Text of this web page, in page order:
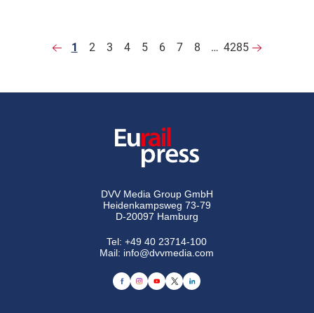
1 2 3 4 5 6 7 8 … 4285
DVV Media Group GmbH
Heidenkampsweg 73-79
D-20097 Hamburg
Tel:+49 40 23714-100
Mail: info@dvvmedia.com